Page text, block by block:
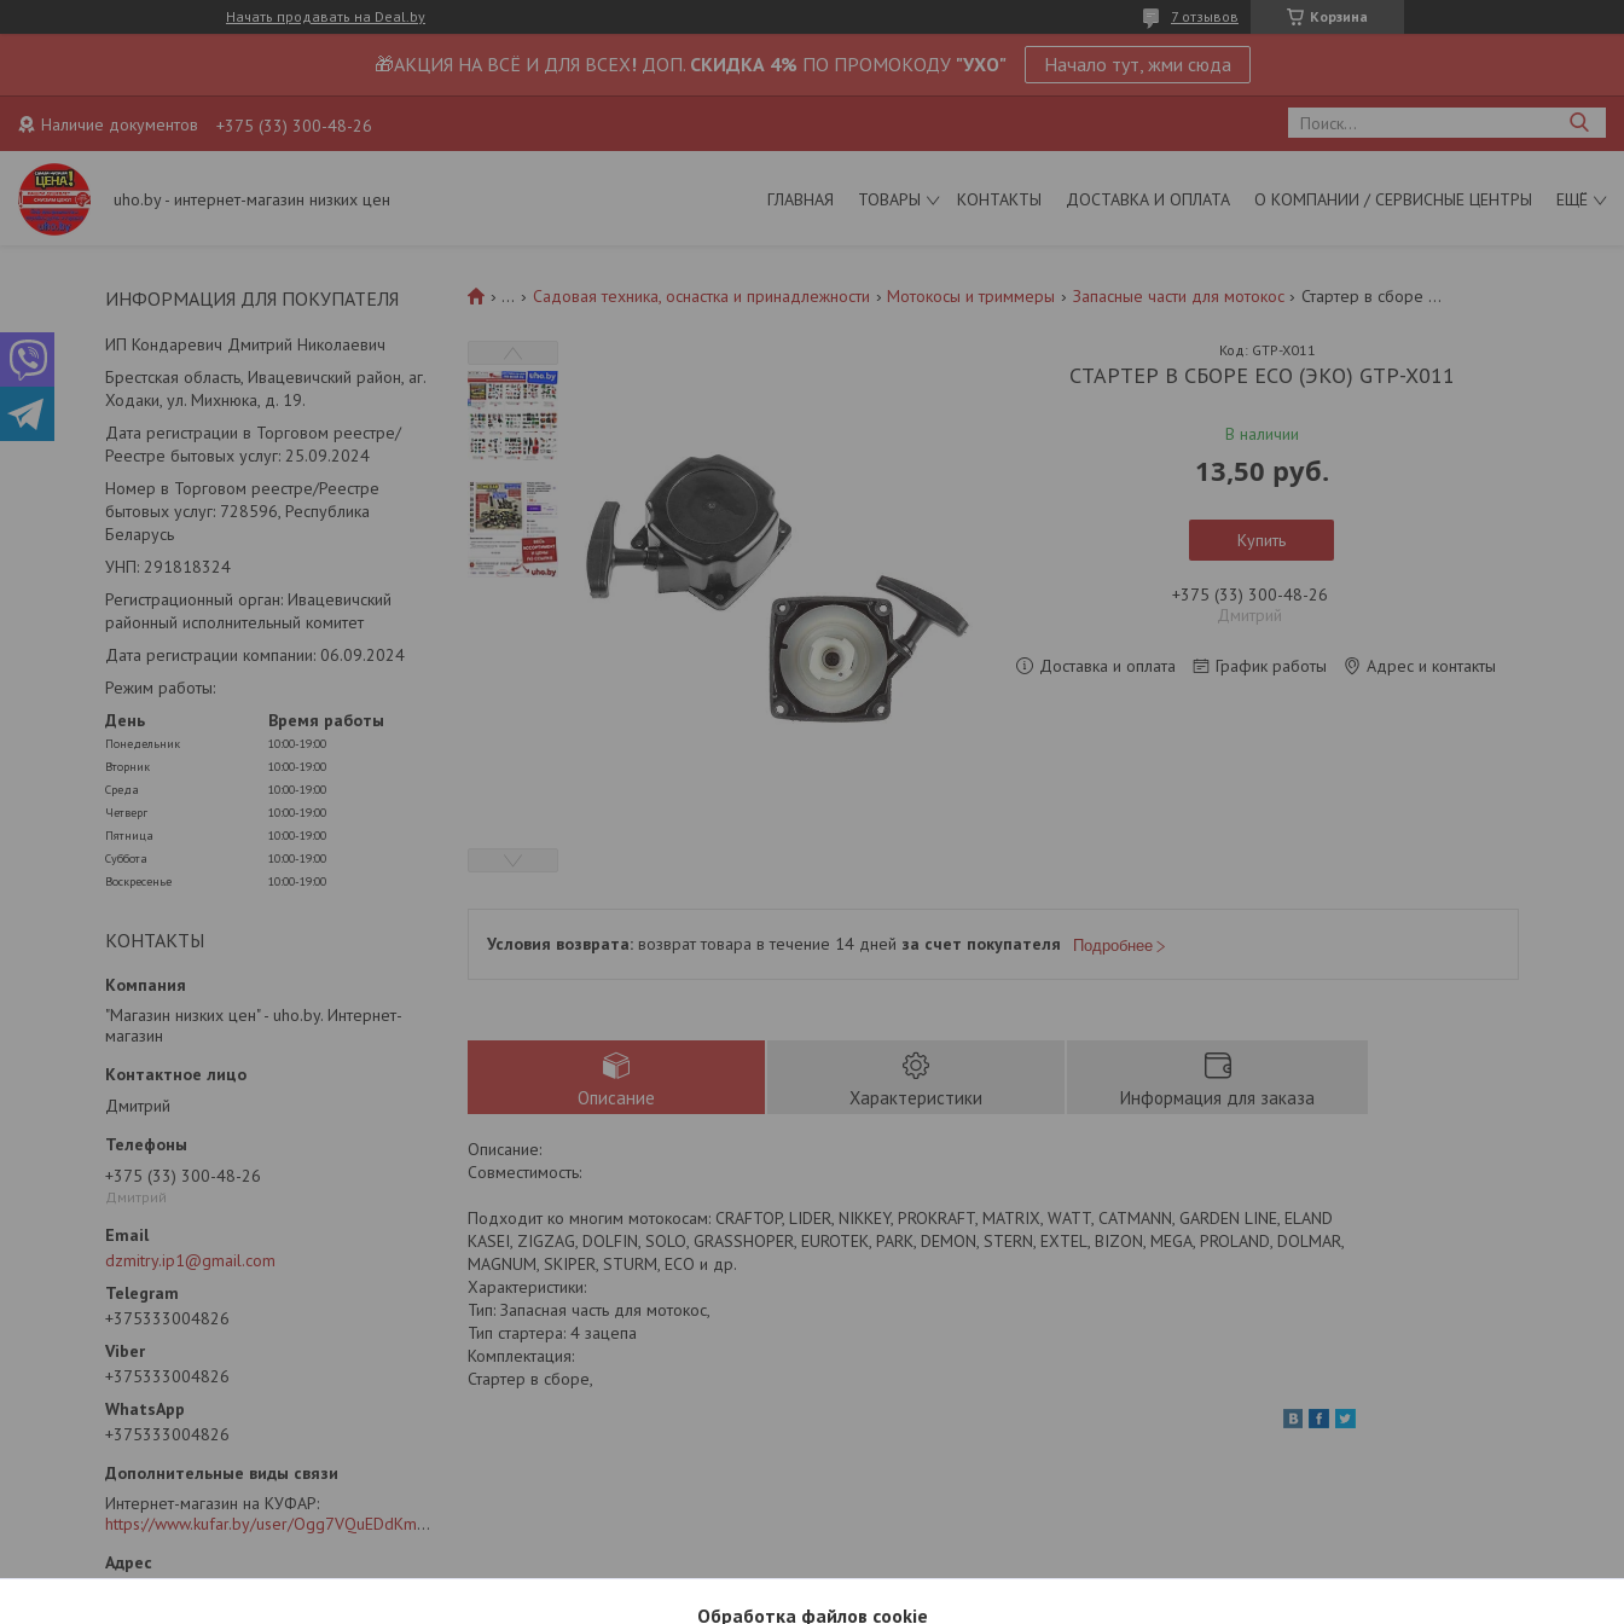
Начать продавать на Deal.by Корзина
7 отзывов
🎁АКЦИЯ НА ВСЁ И ДЛЯ ВСЕХ! ДОП. СКИДКА 4% ПО ПРОМОКОДУ "УХО" Начало тут, жми сюда
Наличие документов +375 (33) 300-48-26
uho.by - интернет-магазин низких цен ГЛАВНАЯ ТОВАРЫ КОНТАКТЫ ДОСТАВКА И ОПЛАТА О КОМПАНИИ / СЕРВИСНЫЕ ЦЕНТРЫ ЕЩЁ
ИНФОРМАЦИЯ ДЛЯ ПОКУПАТЕЛЯ
ИП Кондаревич Дмитрий Николаевич
Брестская область, Ивацевичский район, аг.
Ходаки, ул. Михнюка, д. 19.
Дата регистрации в Торговом реестре/
Реестре бытовых услуг: 25.09.2024
Номер в Торговом реестре/Реестре
бытовых услуг: 728596, Республика
Беларусь
УНП: 291818324
Регистрационный орган: Ивацевичский
районный исполнительный комитет
Дата регистрации компании: 06.09.2024
Режим работы:
День
Время работы
Понедельник
10:00-19:00
Вторник
10:00-19:00
Среда
10:00-19:00
Четверг
10:00-19:00
Пятница
10:00-19:00
Суббота
10:00-19:00
Воскресенье
10:00-19:00
КОНТАКТЫ
"Магазин низких цен" - uho.by. Интернет-
магазин
Дмитрий
+375 (33) 300-48-26
Дмитрий
dzmitry.ip1@gmail.com
+375333004826
+375333004826
+375333004826
Интернет-магазин на КУФАР
https://www.kufar.by/user/Ogg7VQuEDdKm2oG4CLB6SIY?previousUrl=https%3A%2F%2Fwww.kufar.by%2Fitem%2F1073355778&widgetPosition=lower
... Садовая техника, оснастка и принадлежности Мотокосы и триммеры Запасные части для мотокос Стартер в сборе eco (эко) gtp-x011
СТАРТЕР В СБОРЕ ECO (ЭКО) GTP-X011
В наличии
Код: GTP-X011
13,50 руб.
Купить
+375 (33) 300-48-26
Дмитрий
Доставка и оплата График работы Адрес и контакты
возврат товара в течение 14 дней за счет покупателя Подробнее
Описание Характеристики Информация для заказа
Описание:
Совместимость:
Подходит ко многим мотокосам: CRAFTOP, LIDER, NIKKEY, PROKRAFT, MATRIX, WATT, CATMANN, GARDEN LINE, ELAND
KASEI, ZIGZAG, DOLFIN, SOLO, GRASSHOPER, EUROTEK, PARK, DEMON, STERN, EXTEL, BIZON, MEGA, PROLAND, DOLMAR,
MAGNUM, SKIPER, STURM, ECO и др.
Характеристики:
Тип: Запасная часть для мотокос,
Тип стартера: 4 зацепа
Комплектация:
Стартер в сборе,
Обработка файлов cookie